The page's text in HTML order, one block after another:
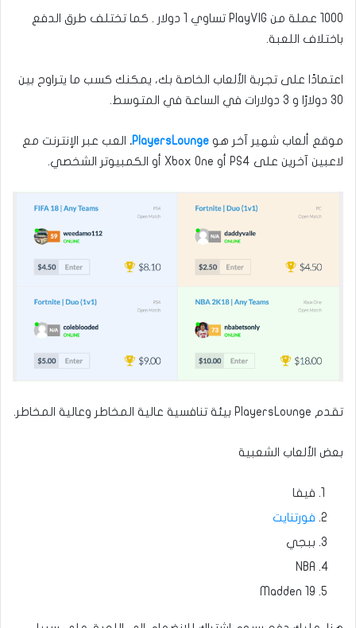
1000 عملة من PlayVIG تساوي 1 دولار . كما تختلف طرق الدفع
باختلاف اللعبة.
اعتمادًا على تجربة الألعاب الخاصة بك، يمكنك كسب ما يتراوح بين
30 دولارًا و 3 دولارات في الساعة في المتوسط.
موقع ألعاب شهير آخر هو . العب عبر الإنترنت مع
لاعبين آخرين على PS4 أو Xbox One أو الكمبيوتر الشخصي.
تقدم PlayersLounge بيئة تنافسية عالية المخاطر وعالية المخاطر.
بعض الألعاب الشعبية
فيفا
فورتنايت
ببجي
NBA
Madden 19